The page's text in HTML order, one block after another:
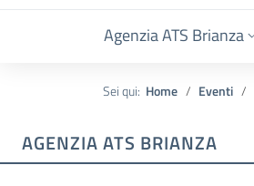
Agenzia ATS Brianza
Sei qui: Home Eventi
AGENZIA ATS BRIANZA